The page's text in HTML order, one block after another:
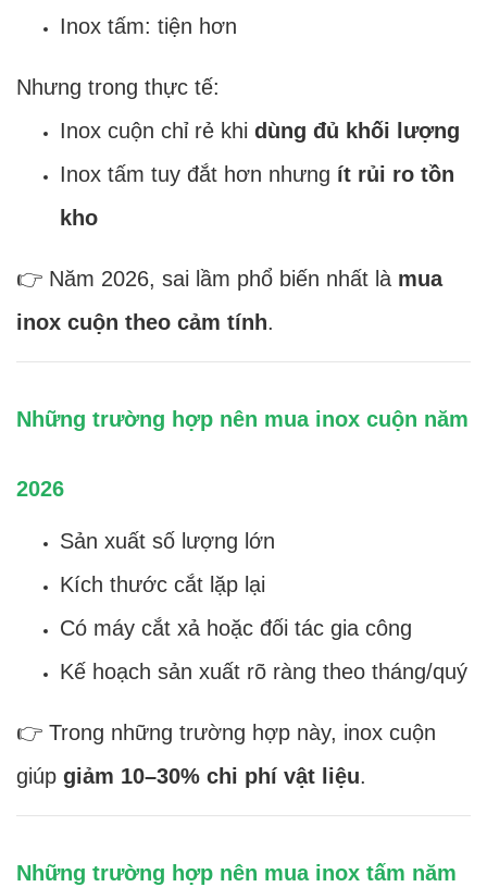
Inox tấm: tiện hơn
Nhưng trong thực tế:
Inox cuộn chỉ rẻ khi dùng đủ khối lượng
Inox tấm tuy đắt hơn nhưng ít rủi ro tồn
kho
👉 Năm 2026, sai lầm phổ biến nhất là mua
inox cuộn theo cảm tính.
Những trường hợp nên mua inox cuộn năm
2026
Sản xuất số lượng lớn
Kích thước cắt lặp lại
Có máy cắt xả hoặc đối tác gia công
Kế hoạch sản xuất rõ ràng theo tháng/quý
👉 Trong những trường hợp này, inox cuộn
giúp giảm 10–30% chi phí vật liệu.
Những trường hợp nên mua inox tấm năm